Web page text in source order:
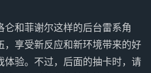
仑和菲谢尔这样的后台雷系角
，享受新反应和新环境带来的好
体验。不过，后面的抽卡时，请